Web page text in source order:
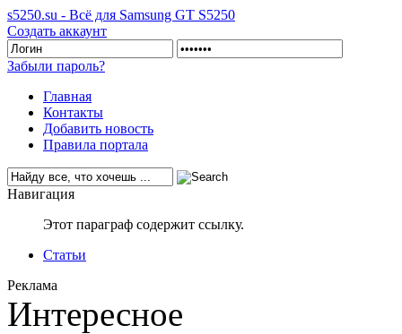
s5250.su - Всё для Samsung GT S5250
Создать аккаунт
Забыли пароль?
Главная
Контакты
Добавить новость
Правила портала
Навигация
Этот параграф содержит ссылку.
Статьи
Реклама
Интересное